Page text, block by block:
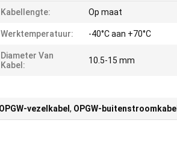
Kabellengte: Op maat
Werktemperatuur: -40°C aan +70°C
Diameter Van
Kabel:
10.5-15 mm
vezelkabel , OPGW-buitenstroomkabel